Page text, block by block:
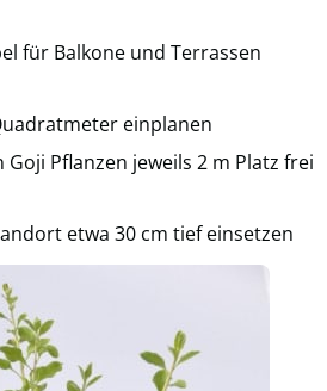
für Balkone und Terrassen
einplanen
Pflanzen jeweils 2 m Platz frei
etwa 30 cm tief einsetzen